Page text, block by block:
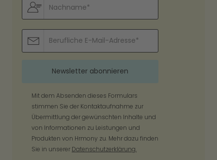
Mit dem Absenden dieses Formulars
stimmen Sie der Kontaktaufnahme zur
Übermittlung der gewünschten Inhalte und
von Informationen zu Leistungen und
Produkten von Hrmony zu. Mehr dazu finden
Sie in unserer Datenschutzerklärung.